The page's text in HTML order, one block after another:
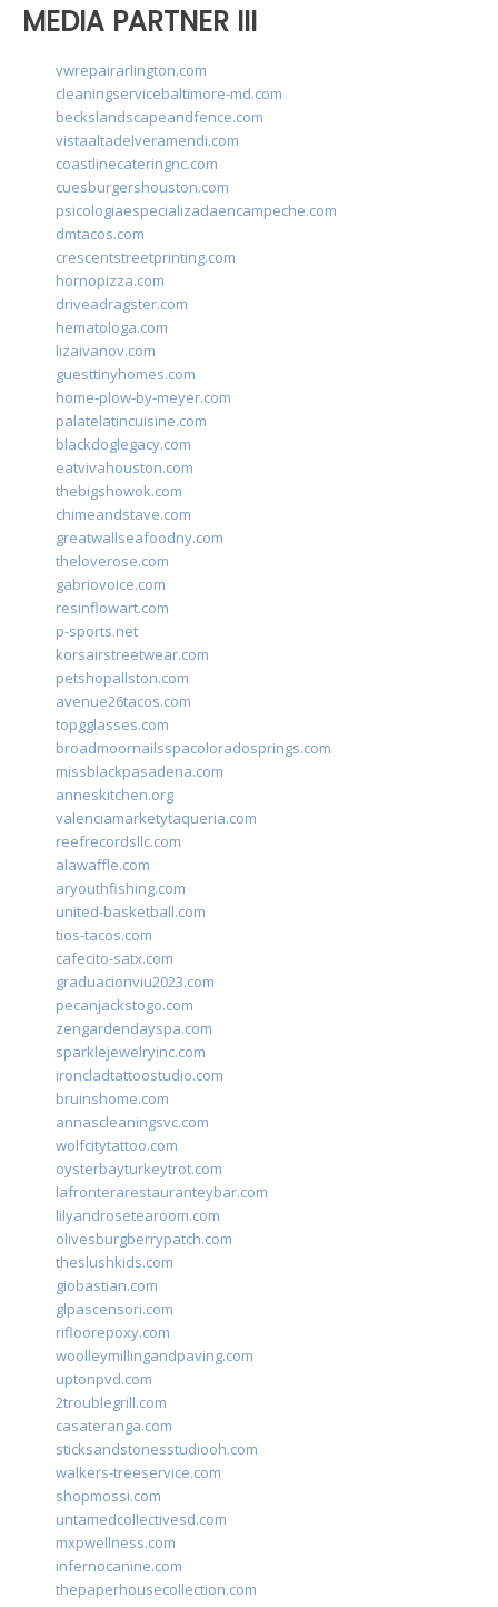
MEDIA PARTNER III
vwrepairarlington.com
cleaningservicebaltimore-md.com
beckslandscapeandfence.com
vistaaltadelveramendi.com
coastlinecateringnc.com
cuesburgershouston.com
psicologiaespecializadaencampeche.com
dmtacos.com
crescentstreetprinting.com
hornopizza.com
driveadragster.com
hematologa.com
lizaivanov.com
guesttinyhomes.com
home-plow-by-meyer.com
palatelatincuisine.com
blackdoglegacy.com
eatvivahouston.com
thebigshowok.com
chimeandstave.com
greatwallseafoodny.com
theloverose.com
gabriovoice.com
resinflowart.com
p-sports.net
korsairstreetwear.com
petshopallston.com
avenue26tacos.com
topgglasses.com
broadmoornailsspacoloradosprings.com
missblackpasadena.com
anneskitchen.org
valenciamarketytaqueria.com
reefrecordsllc.com
alawaffle.com
aryouthfishing.com
united-basketball.com
tios-tacos.com
cafecito-satx.com
graduacionviu2023.com
pecanjackstogo.com
zengardendayspa.com
sparklejewelryinc.com
ironcladtattoostudio.com
bruinshome.com
annascleaningsvc.com
wolfcitytattoo.com
oysterbayturkeytrot.com
lafronterarestauranteybar.com
lilyandrosetearoom.com
olivesburgberrypatch.com
theslushkids.com
giobastian.com
glpascensori.com
rifloorepoxy.com
woolleymillingandpaving.com
uptonpvd.com
2troublegrill.com
casateranga.com
sticksandstonesstudiooh.com
walkers-treeservice.com
shopmossi.com
untamedcollectivesd.com
mxpwellness.com
infernocanine.com
thepaperhousecollection.com